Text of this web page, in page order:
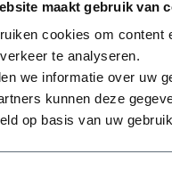
maakt gebruik van
cookies om content
te analyseren.
we informatie over uw
kunnen deze
op basis van uw
het laatste
bouwstijl!